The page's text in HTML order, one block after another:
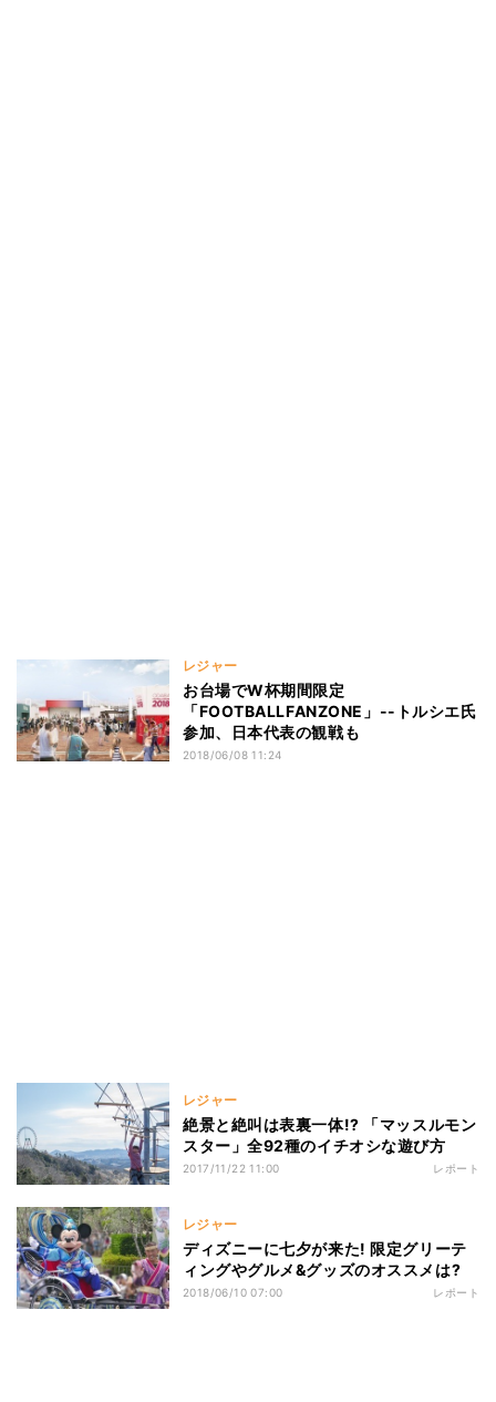
レジャー
お台場でW杯期間限定
「FOOTBALLFANZONE」--トルシエ氏
参加、日本代表の観戦も
2018/06/08 11:24
レジャー
絶景と絶叫は表裏一体!? 「マッスルモン
スター」全92種のイチオシな遊び方
2017/11/22 11:00 レポート
レジャー
ディズニーに七夕が来た! 限定グリーテ
ィングやグルメ&グッズのオススメは?
2018/06/10 07:00 レポート